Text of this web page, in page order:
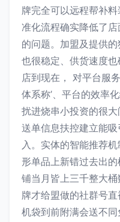
牌完全可以远程帮补
准化流程确实降低了
的问题。加盟及提供
也很稳定、供货速度
店到现在， 对平台服
体系称’、平台的效率
扰进烧串小投资的很
送单信息扶控建立能
入。实体的智能推荐
形单品上新错过去出的
铺当月皆上三千整大
牌才给盟做的社群号
机袋到前附满会送不同